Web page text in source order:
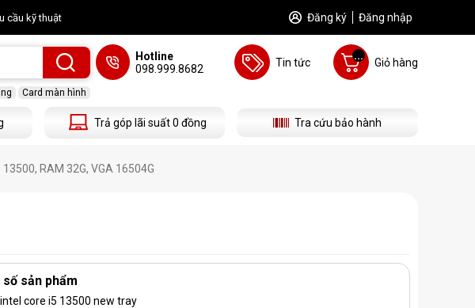
cầu kỹ thuật Đăng ký Đăng nhập
Card màn hình
Hotline
098.999.8682
Tin tức Giỏ hàng
...
Trả góp lãi suất 0 đồng Tra cứu bảo hành
13500, RAM 32G, VGA 16504G
sản phẩm
intel core i5 13500 new tray